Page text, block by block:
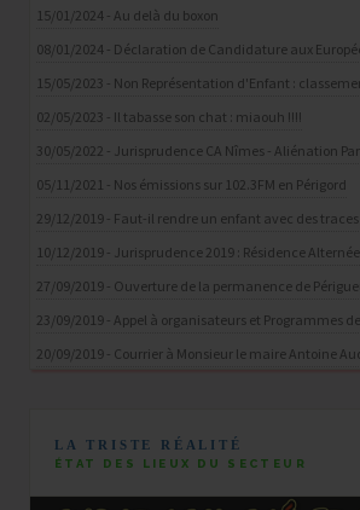
15/01/2024 - Au delà du boxon
08/01/2024 - Déclaration de Candidature aux
15/05/2023 - Non Représentation d'Enfant :
02/05/2023 - Il tabasse son chat : miaouh !!!!
30/05/2022 - Jurisprudence CA Nîmes - Aliénation
05/11/2021 - Nos émissions sur 102.3FM en Périgord
29/12/2019 - Faut-il rendre un enfant avec des traces
10/12/2019 - Jurisprudence 2019 : Résidence
27/09/2019 - Ouverture de la permanence de
23/09/2019 - Appel à organisateurs et Programmes
20/09/2019 - Courrier à Monsieur le maire Antoine
LA TRISTE RÉALITÉ
ÉTAT DES LIEUX DU SECTEUR